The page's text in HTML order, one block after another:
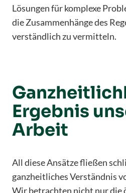
Lösungen für komplexe
die Zusammenhänge des
verständlich zu vermitteln.
Ergebnis
Arbeit
All diese Ansätze fließen
ganzheitliches Verständnis
Wir betrachten nicht nur die